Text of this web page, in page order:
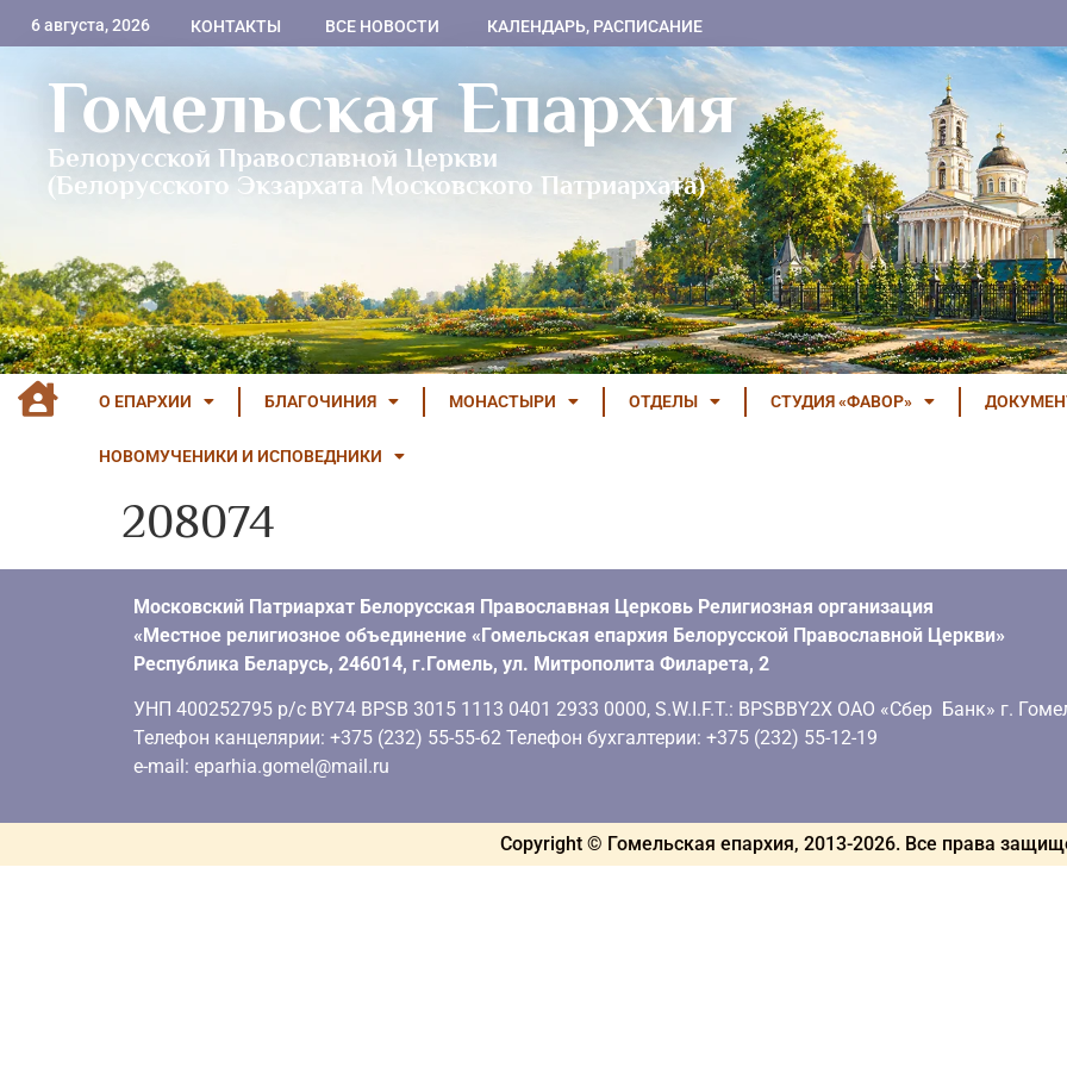
6 августа, 2026 КОНТАКТЫ ВСЕ НОВОСТИ КАЛЕНДАРЬ, РАСПИСАНИЕ
Гомельская Епархия
Белорусской Православной Церкви
(Белорусского Экзархата Московского Патриархата)
О ЕПАРХИИ БЛАГОЧИНИЯ МОНАСТЫРИ ОТДЕЛЫ СТУДИЯ «ФАВОР»
НОВОМУЧЕНИКИ И ИСПОВЕДНИКИ
208074
Московский Патриархат Белорусская Православная Церковь Религиозная организация
«Местное религиозное объединение «Гомельская епархия Белорусской Православной Церкви»
Республика Беларусь, 246014, г.Гомель, ул. Митрополита Филарета, 2
УНП 400252795 р/с BY74 BPSB 3015 1113 0401 2933 0000, S.W.I.F.T.: BPSBBY2X ОАО «Сбер Банк» г.
Телефон канцелярии: +375 (232) 55-55-62 Телефон бухгалтерии: +375 (232) 55-12-19
e-mail: eparhia.gomel@mail.ru
Copyright © Гомельская епархия, 2013-2026. Все права